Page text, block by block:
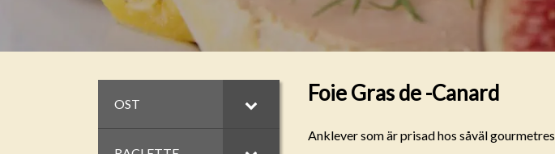
OST Foie Gras de -Canard
Anklever som är prisad hos såväl